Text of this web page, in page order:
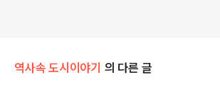
역사속 도시이야기 의 다른 글